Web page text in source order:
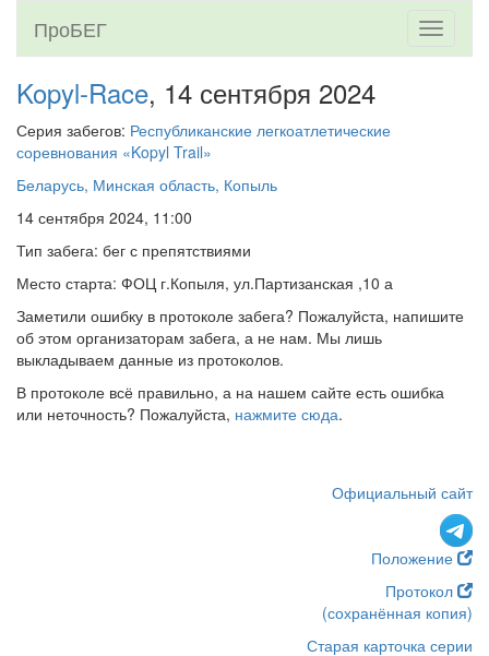
Toggle
ПроБЕГ
Kopyl-Race, 14 сентября 2024
Серия забегов: Республиканские легкоатлетические
соревнования «Kopyl Trail»
Беларусь, Минская область, Копыль
14 сентября 2024, 11:00
Тип забега: бег с препятствиями
Место старта: ФОЦ г.Копыля, ул.Партизанская ,10 а
Заметили ошибку в протоколе забега? Пожалуйста, напишите
об этом организаторам забега, а не нам. Мы лишь
выкладываем данные из протоколов.
В протоколе всё правильно, а на нашем сайте есть ошибка
или неточность? Пожалуйста, нажмите сюда.
Официальный сайт
Положение
Протокол
(сохранённая копия)
Старая карточка серии